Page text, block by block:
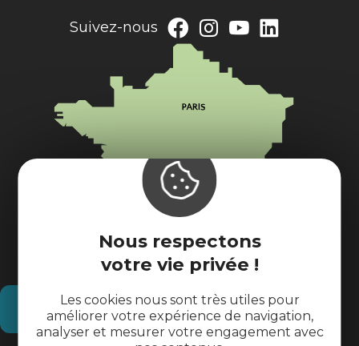
Nous respectons
votre vie privée !
Les cookies nous sont très utiles pour
améliorer votre expérience de navigation,
analyser et mesurer votre engagement avec
Suivez-nous
Comment venir ?